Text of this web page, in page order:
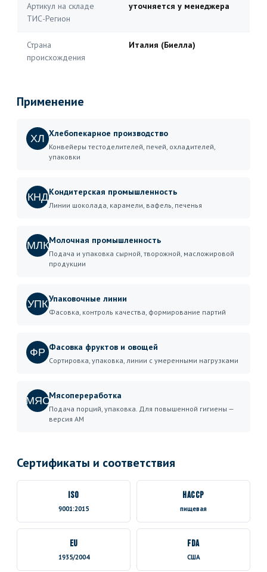
Артикул на складе
ТИС-Регион
уточняется у менеджера
Страна
происхождения
Италия (Биелла)
Применение
ХЛ Хлебопекарное производство
Конвейеры тестоделителей, печей, охладителей,
упаковки
КНДКондитерская промышленность
Линии шоколада, карамели, вафель, печенья
МЛКМолочная промышленность
Подача и упаковка сырной, творожной, масложировой
продукции
УПКУпаковочные линии
Фасовка, контроль качества, формирование партий
ФР Фасовка фруктов и овощей
Сортировка, упаковка, линии с умеренными нагрузками
МЯСМясопереработка
Подача порций, упаковка. Для повышенной гигиены —
версия AM
Сертификаты и соответствия
ISO
9001:2015
HACCP
пищевая
EU
1935/2004
FDA
США